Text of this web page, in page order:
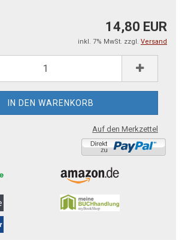
14,80 EUR
inkl. 7% MwSt. zzgl. Versand
Auf den Merkzettel